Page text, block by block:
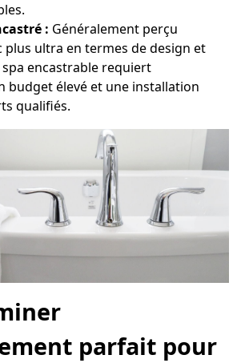
: Généralement perçu
plus ultra en termes de design et
encastrable requiert
budget élevé et une installation
qualifiés.
parfait pour